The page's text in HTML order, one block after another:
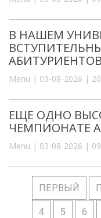
В НАШЕМ
Menu | 03-08-2026 |
ЕЩЕ ОДНО
ЧЕМПИОНАТЕ
Menu | 03-08-2026 |
ПЕРВЫЙ
4 5 6